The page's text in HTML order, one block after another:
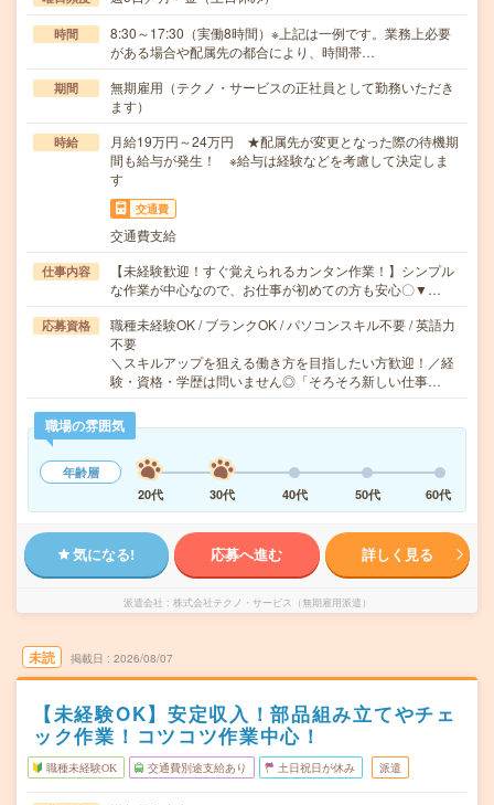
時間
8:30～17:30（実働8時間）※上記は一例です。業務上必要
がある場合や配属先の都合により、時間帯…
期間
無期雇用（テクノ・サービスの正社員として勤務いただき
ます）
時給
月給19万円～24万円 ★配属先が変更となった際の待機期
間も給与が発生！ ※給与は経験などを考慮して決定しま
す
交通費
交通費支給
仕事内容
【未経験歓迎！すぐ覚えられるカンタン作業！】シンプル
な作業が中心なので、お仕事が初めての方も安心〇▼…
応募資格
職種未経験OK / ブランクOK / パソコンスキル不要 / 英語力
不要
＼スキルアップを狙える働き方を目指したい方歓迎！／経
験・資格・学歴は問いません◎「そろそろ新しい仕事…
職場の雰囲気
年齢層
20代
30代 40代 50代 60代
気になる! 応募へ進む 詳しく見る
派遣会社 株式会社テクノ・サービス（無期雇用派遣）
未読 掲載日 2026/08/07
【未経験OK】安定収入！部品組み立てやチェ
ック作業！コツコツ作業中心！
職種未経験OK 交通費別途支給あり 土日祝日が休み 派遣